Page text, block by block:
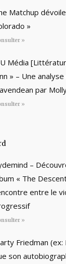
Matchup
»
»
Média
» – Une
par
»
–
« The
entre le
»
Friedman
son